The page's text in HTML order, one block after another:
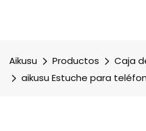
Aikusu Productos Caja
aikusu Estuche para